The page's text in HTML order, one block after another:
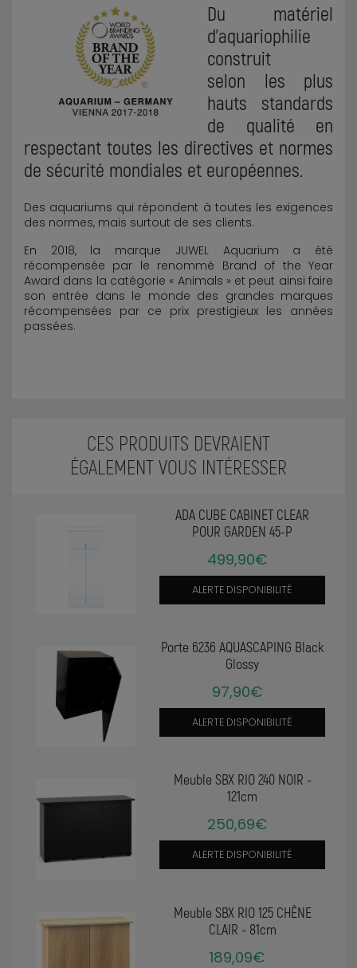
Du matériel
d'aquariophilie
construit
selon les plus
hauts standards
de qualité en
respectant toutes les directives et normes
de sécurité mondiales et européennes.
Des aquariums qui répondent à toutes les exigences
des normes, mais surtout de ses clients.
En 2018, la marque JUWEL Aquarium a été
récompensée par le renommé Brand of the Year
Award dans la catégorie « Animals » et peut ainsi faire
son entrée dans le monde des grandes marques
récompensées par ce prix prestigieux les années
passées.
CES PRODUITS DEVRAIENT
ÉGALEMENT VOUS INTÉRESSER
ADA CUBE CABINET CLEAR
POUR GARDEN 45-P
499,90€
ALERTE DISPONIBILITÉ
Porte 6236 AQUASCAPING Black
Glossy
97,90€
ALERTE DISPONIBILITÉ
Meuble SBX RIO 240 NOIR -
121cm
250,69€
ALERTE DISPONIBILITÉ
Meuble SBX RIO 125 CHÊNE
CLAIR - 81cm
189,09€